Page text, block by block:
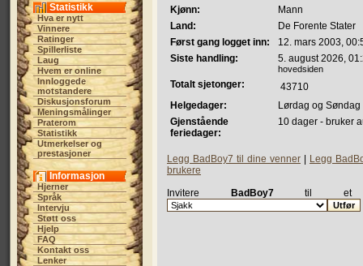
Statistikk
Hva er nytt
Vinnere
Ratinger
Spillerliste
Laug
Hvem er online
Innloggede
motstandere
Diskusjonsforum
Meningsmålinger
Praterom
Statistikk
Utmerkelser og
prestasjoner
Informasjon
Hjerner
Språk
Intervju
Støtt oss
Hjelp
FAQ
Kontakt oss
Lenker
Kjønn:
Mann
Land:
De Forente Stater
Først gang logget inn:
12. mars 2003,
Siste handling:
5. august 2026,
hovedsiden
Totalt sjetonger:
43710
Helgedager:
Lørdag og Søndag
Gjenstående
feriedager:
10 dager - bruker
Legg BadBoy7 til dine venner
Legg
brukere
Invitere
BadBoy7til et